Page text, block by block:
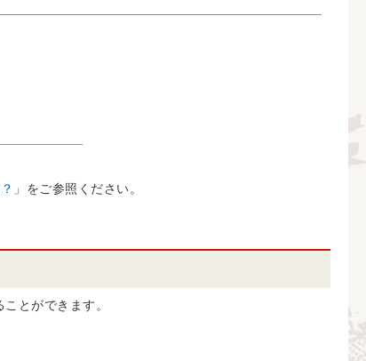
」 をご参照ください。
とができます。